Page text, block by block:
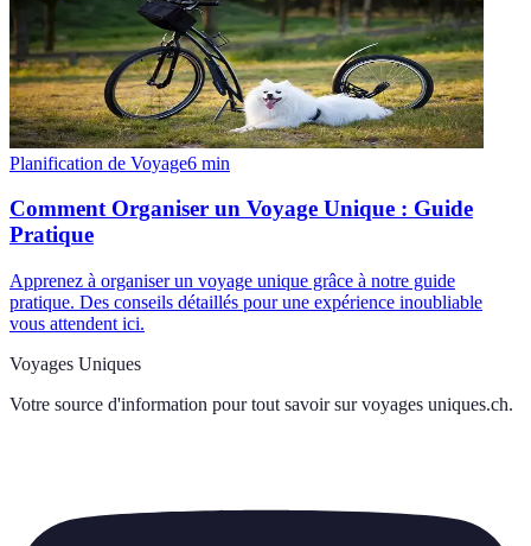
Planification de Voyage6 min
Comment Organiser un Voyage Unique : Guide
Pratique
Apprenez à organiser un voyage unique grâce à notre guide
pratique. Des conseils détaillés pour une expérience inoubliable
vous attendent ici.
Voyages Uniques
Votre source d'information pour tout savoir sur voyages uniques.ch.